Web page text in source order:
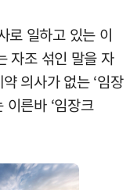
로 일하고 있는 이
자조 섞인 말을 자
의사가 없는 ‘임장
이른바 ‘임장크